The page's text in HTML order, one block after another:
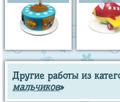
Другие работы из
мальчиков»